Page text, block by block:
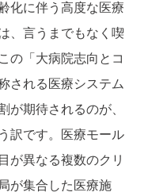
化に伴う高度な医療
、言うまでもなく喫
の「大病院志向とコ
される医療システム
が期待されるのが、
訳です。医療モール
が異なる複数のクリ
が集合した医療施